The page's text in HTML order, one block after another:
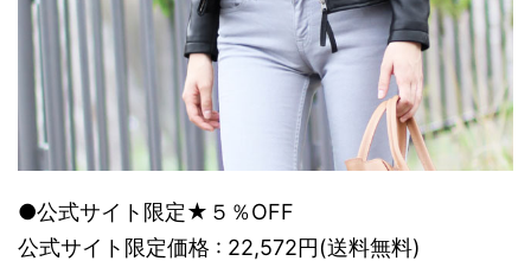
●公式サイト限定★５％OFF
公式サイト限定価格 : 22,572円(送料無料)